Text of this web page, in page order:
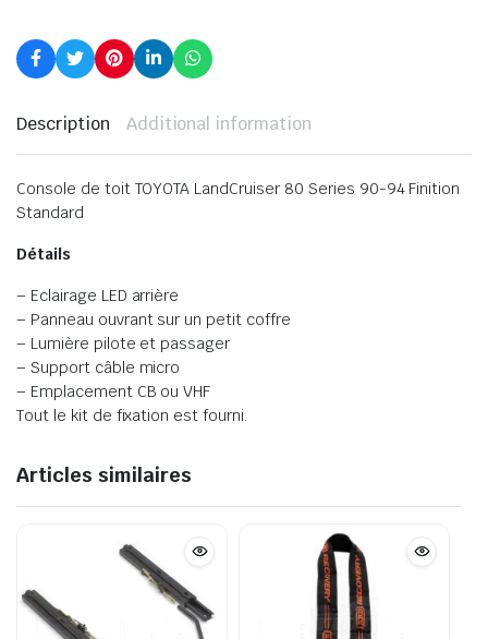
Description Additional information
Console de toit TOYOTA LandCruiser 80 Series 90-94 Finition
Standard
Détails
– Eclairage LED arrière
– Panneau ouvrant sur un petit coffre
– Lumière pilote et passager
– Support câble micro
– Emplacement CB ou VHF
Tout le kit de fixation est fourni.
Articles similaires